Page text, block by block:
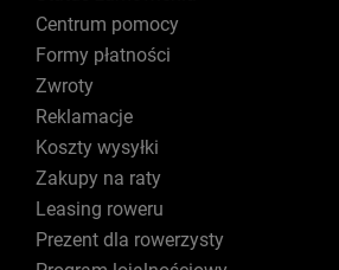
Centrum pomocy
Formy płatności
Zwroty
Reklamacje
Koszty wysyłki
Zakupy na raty
Leasing roweru
Prezent dla rowerzysty